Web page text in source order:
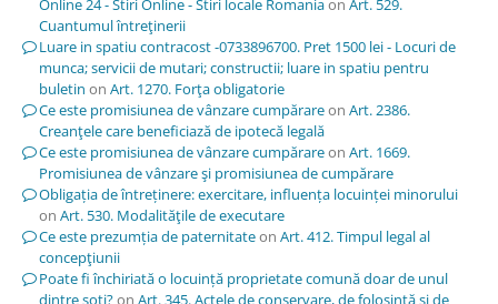
Online 24 - Stiri Online - Stiri locale Romaniaon Art. 529.
Cuantumul întreţinerii
Luare in spatiu contracost -0733896700. Pret 1500 lei - Locuri de
munca; servicii de mutari; constructii; luare in spatiu pentru
buletin on Art. 1270. Forţa obligatorie
Ce este promisiunea de vânzare cumpărareon Art. 2386.
Creanţele care beneficiază de ipotecă legală
Ce este promisiunea de vânzare cumpărareon Art. 1669.
Promisiunea de vânzare şi promisiunea de cumpărare
Obligația de întreținere: exercitare, influența locuinței minorului
on Art. 530. Modalităţile de executare
Ce este prezumția de paternitateon Art. 412. Timpul legal al
concepţiunii
Poate fi închiriată o locuință proprietate comună doar de unul
dintre soți?on Art. 345. Actele de conservare, de folosinţă şi de